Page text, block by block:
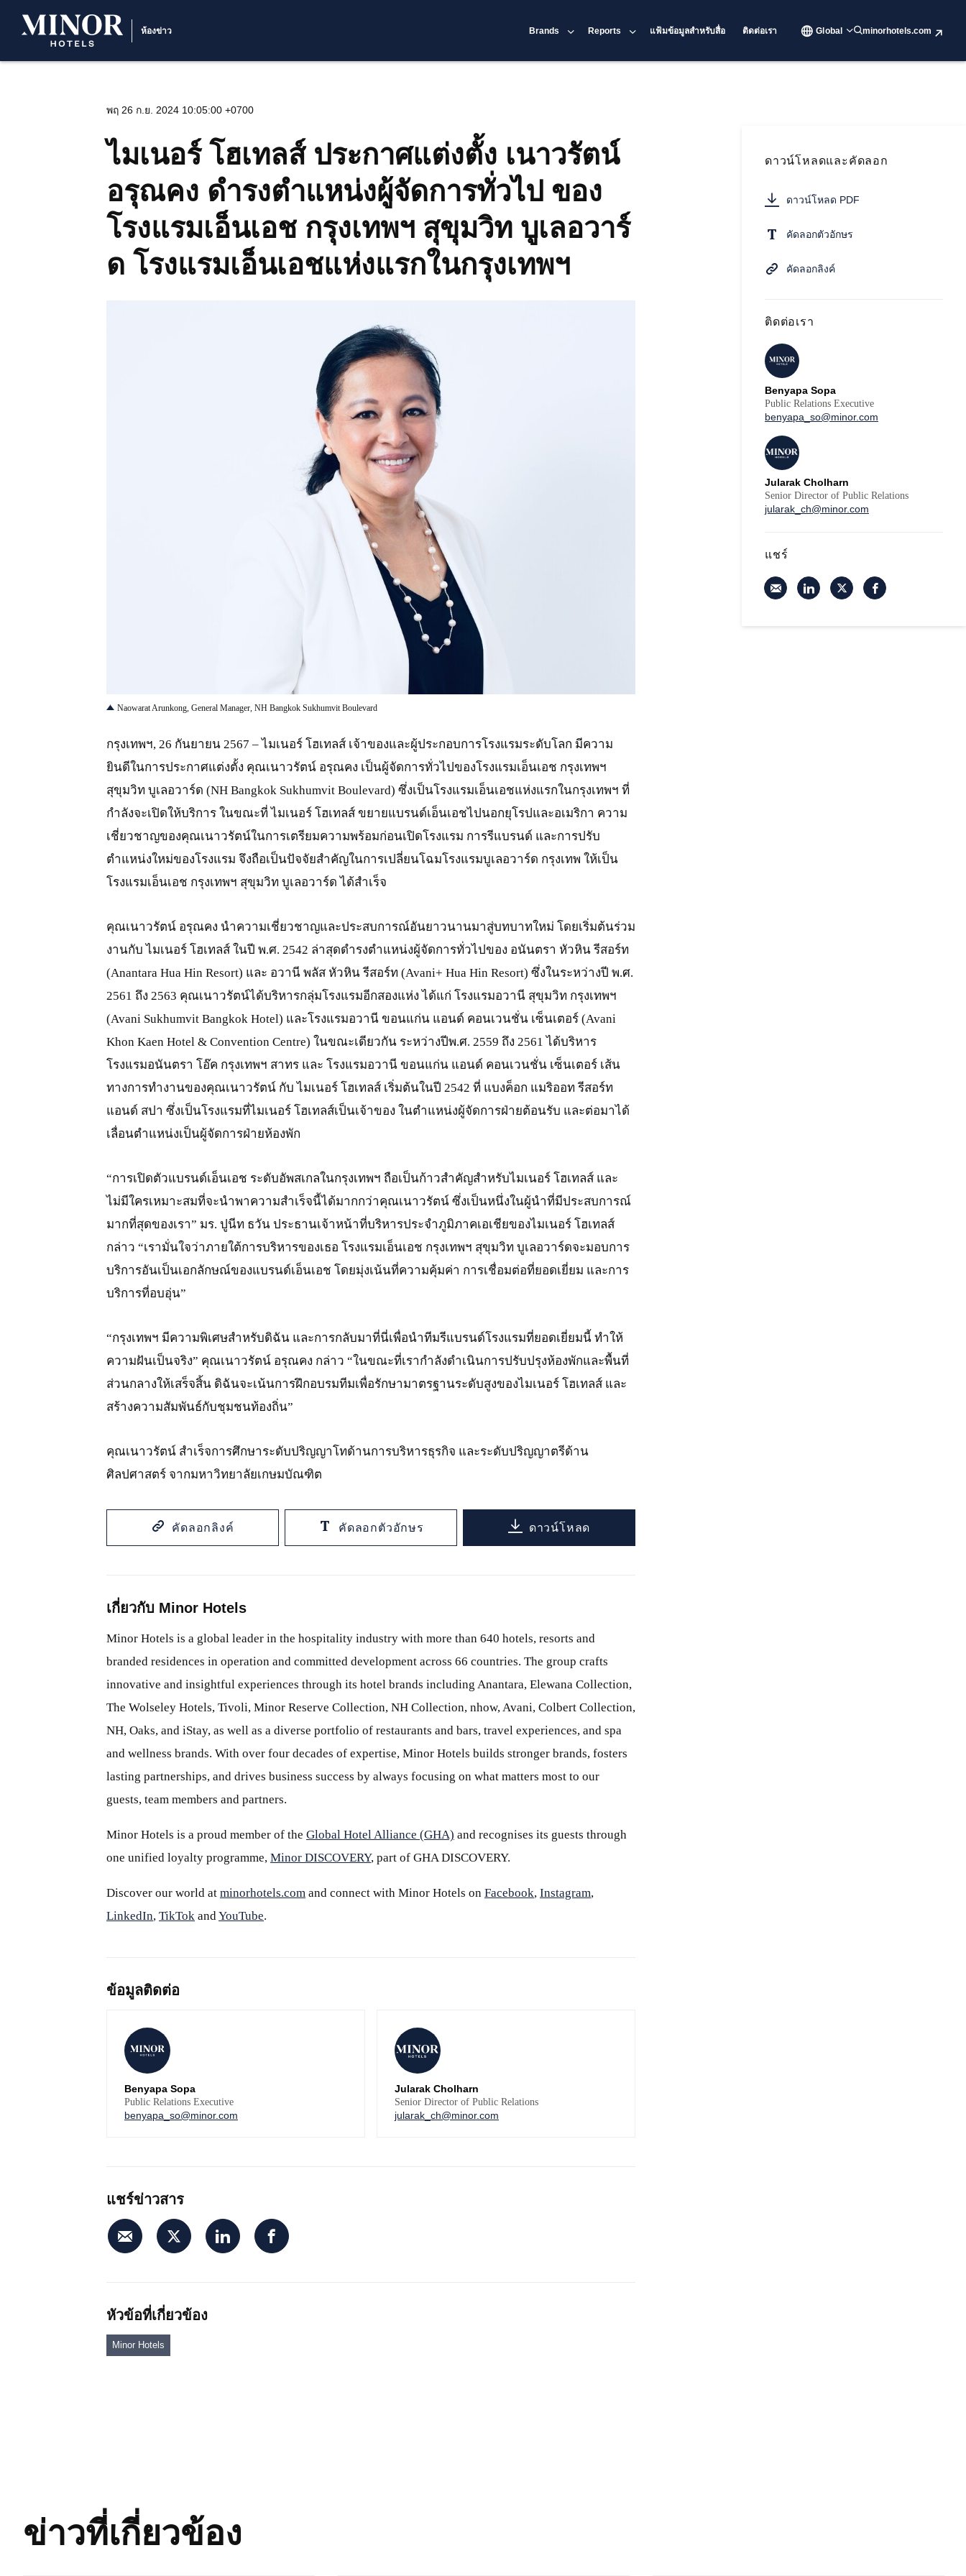
ห้องข่าว Brands Reports แฟ้มข้อมูลสำหรับสื่อ ติดต่อเรา Global minorhotels.com
พฤ 26 ก.ย. 2024 10:05:00 +0700
ไมเนอร์ โฮเทลส์ ประกาศแต่งตั้ง เนาวรัตน์
อรุณคง ดำรงตำแหน่งผู้จัดการทั่วไป ของ
โรงแรมเอ็นเอช กรุงเทพฯ สุขุมวิท บูเลอวาร์
ด โรงแรมเอ็นเอชแห่งแรกในกรุงเทพฯ
Naowarat Arunkong, General Manager, NH Bangkok Sukhumvit Boulevard
กรุงเทพฯ, 26 กันยายน 2567 – ไมเนอร์ โฮเทลส์ เจ้าของและผู้ประกอบการโรงแรมระดับโลก มีความ
ยินดีในการประกาศแต่งตั้ง คุณเนาวรัตน์ อรุณคง เป็นผู้จัดการทั่วไปของโรงแรมเอ็นเอช กรุงเทพฯ
สุขุมวิท บูเลอวาร์ด (NH Bangkok Sukhumvit Boulevard) ซึ่งเป็นโรงแรมเอ็นเอชแห่งแรกในกรุงเทพฯ ที่
กำลังจะเปิดให้บริการ ในขณะที่ ไมเนอร์ โฮเทลส์ ขยายแบรนด์เอ็นเอชไปนอกยุโรปและอเมริกา ความ
เชี่ยวชาญของคุณเนาวรัตน์ในการเตรียมความพร้อมก่อนเปิดโรงแรม การรีแบรนด์ และการปรับ
ตำแหน่งใหม่ของโรงแรม จึงถือเป็นปัจจัยสำคัญในการเปลี่ยนโฉมโรงแรมบูเลอวาร์ด กรุงเทพ ให้เป็น
โรงแรมเอ็นเอช กรุงเทพฯ สุขุมวิท บูเลอวาร์ด ได้สำเร็จ
คุณเนาวรัตน์ อรุณคง นำความเชี่ยวชาญและประสบการณ์อันยาวนานมาสู่บทบาทใหม่ โดยเริ่มต้นร่วม
งานกับ ไมเนอร์ โฮเทลส์ ในปี พ.ศ. 2542 ล่าสุดดำรงตำแหน่งผู้จัดการทั่วไปของ อนันตรา หัวหิน รีสอร์ท
(Anantara Hua Hin Resort) และ อวานี พลัส หัวหิน รีสอร์ท (Avani+ Hua Hin Resort) ซึ่งในระหว่างปี พ.ศ.
2561 ถึง 2563 คุณเนาวรัตน์ได้บริหารกลุ่มโรงแรมอีกสองแห่ง ได้แก่ โรงแรมอวานี สุขุมวิท กรุงเทพฯ
(Avani Sukhumvit Bangkok Hotel) และโรงแรมอวานี ขอนแก่น แอนด์ คอนเวนชั่น เซ็นเตอร์ (Avani
Khon Kaen Hotel & Convention Centre) ในขณะเดียวกัน ระหว่างปีพ.ศ. 2559 ถึง 2561 ได้บริหาร
โรงแรมอนันตรา โอ๊ค กรุงเทพฯ สาทร และ โรงแรมอวานี ขอนแก่น แอนด์ คอนเวนชั่น เซ็นเตอร์ เส้น
ทางการทำงานของคุณเนาวรัตน์ กับ ไมเนอร์ โฮเทลส์ เริ่มต้นในปี 2542 ที่ แบงค็อก แมริออท รีสอร์ท
แอนด์ สปา ซึ่งเป็นโรงแรมที่ไมเนอร์ โฮเทลส์เป็นเจ้าของ ในตำแหน่งผู้จัดการฝ่ายต้อนรับ และต่อมาได้
เลื่อนตำแหน่งเป็นผู้จัดการฝ่ายห้องพัก
“การเปิดตัวแบรนด์เอ็นเอช ระดับอัพสเกลในกรุงเทพฯ ถือเป็นก้าวสำคัญสำหรับไมเนอร์ โฮเทลส์ และ
ไม่มีใครเหมาะสมที่จะนำพาความสำเร็จนี้ได้มากกว่าคุณเนาวรัตน์ ซึ่งเป็นหนึ่งในผู้นำที่มีประสบการณ์
มากที่สุดของเรา” มร. ปูนีท ธวัน ประธานเจ้าหน้าที่บริหารประจำภูมิภาคเอเชียของไมเนอร์ โฮเทลส์
กล่าว “เรามั่นใจว่าภายใต้การบริหารของเธอ โรงแรมเอ็นเอช กรุงเทพฯ สุขุมวิท บูเลอวาร์ดจะมอบการ
บริการอันเป็นเอกลักษณ์ของแบรนด์เอ็นเอช โดยมุ่งเน้นที่ความคุ้มค่า การเชื่อมต่อที่ยอดเยี่ยม และการ
บริการที่อบอุ่น”
“กรุงเทพฯ มีความพิเศษสำหรับดิฉัน และการกลับมาที่นี่เพื่อนำทีมรีแบรนด์โรงแรมที่ยอดเยี่ยมนี้ ทำให้
ความฝันเป็นจริง” คุณเนาวรัตน์ อรุณคง กล่าว “ในขณะที่เรากำลังดำเนินการปรับปรุงห้องพักและพื้นที่
ส่วนกลางให้เสร็จสิ้น ดิฉันจะเน้นการฝึกอบรมทีมเพื่อรักษามาตรฐานระดับสูงของไมเนอร์ โฮเทลส์ และ
สร้างความสัมพันธ์กับชุมชนท้องถิ่น”
คุณเนาวรัตน์ สำเร็จการศึกษาระดับปริญญาโทด้านการบริหารธุรกิจ และระดับปริญญาตรีด้าน
ศิลปศาสตร์ จากมหาวิทยาลัยเกษมบัณฑิต
คัดลอกลิงค์ คัดลอกตัวอักษร ดาวน์โหลด
เกี่ยวกับ Minor Hotels
Minor Hotels is a global leader in the hospitality industry with more than 640 hotels, resorts and
branded residences in operation and committed development across 66 countries. The group crafts
innovative and insightful experiences through its hotel brands including Anantara, Elewana Collection,
The Wolseley Hotels, Tivoli, Minor Reserve Collection, NH Collection, nhow, Avani, Colbert Collection,
NH, Oaks, and iStay, as well as a diverse portfolio of restaurants and bars, travel experiences, and spa
and wellness brands. With over four decades of expertise, Minor Hotels builds stronger brands, fosters
lasting partnerships, and drives business success by always focusing on what matters most to our
guests, team members and partners.
Minor Hotels is a proud member of the Global Hotel Alliance (GHA) and recognises its guests through
one unified loyalty programme, Minor DISCOVERY, part of GHA DISCOVERY.
Discover our world at minorhotels.com and connect with Minor Hotels on Facebook, Instagram,
LinkedIn, TikTok and YouTube.
ข้อมูลติดต่อ
Benyapa Sopa
Public Relations Executive
benyapa_so@minor.com
Jularak Cholharn
Senior Director of Public Relations
jularak_ch@minor.com
แชร์ข่าวสาร
หัวข้อที่เกี่ยวข้อง
Minor Hotels
ดาวน์โหลดและคัดลอก
ดาวน์โหลด PDF
คัดลอกตัวอักษร
คัดลอกลิงค์
ติดต่อเรา
Benyapa Sopa
Public Relations Executive
benyapa_so@minor.com
Jularak Cholharn
Senior Director of Public Relations
jularak_ch@minor.com
แชร์
ข่าวที่เกี่ยวข้อง